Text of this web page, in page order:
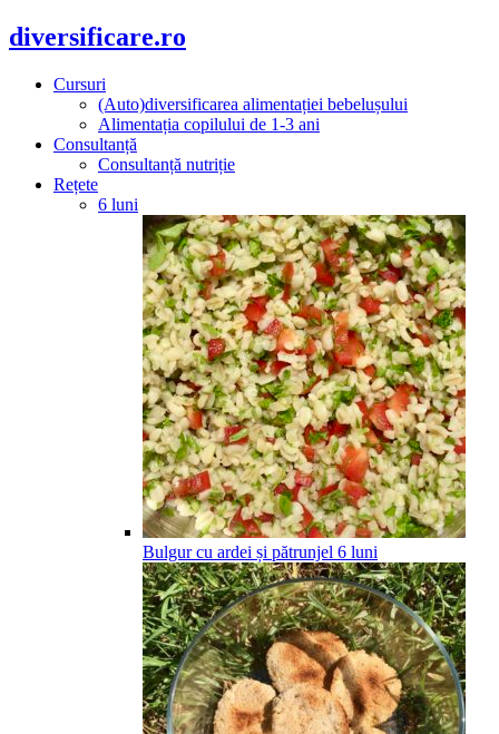
diversificare.ro
Cursuri
(Auto)diversificarea alimentației bebelușului
Alimentația copilului de 1-3 ani
Consultanță
Consultanță nutriție
Rețete
6 luni
Bulgur cu ardei și pătrunjel 6 luni